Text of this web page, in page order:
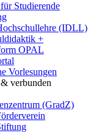
Studierende
(IDLL)
+
OPAL
Vorlesungen
verbunden
(GradZ)